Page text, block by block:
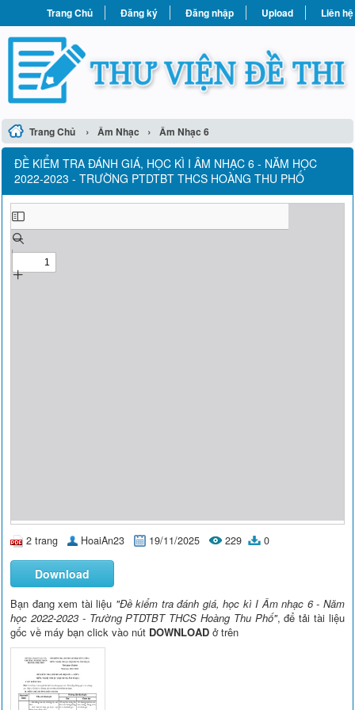
Trang Chủ Đăng ký Đăng nhập Upload Liên hệ
Trang Chủ › Âm Nhạc › Âm Nhạc 6
ĐỀ KIỂM TRA ĐÁNH GIÁ, HỌC KÌ I ÂM NHẠC 6 - NĂM HỌC
2022-2023 - TRƯỜNG PTDTBT THCS HOÀNG THU PHỐ
2 trang HoaiAn23 19/11/2025 229 0
Download
Bạn đang xem tài liệu "Đề kiểm tra đánh giá, học kì I Âm nhạc 6 - Năm
học 2022-2023 - Trường PTDTBT THCS Hoàng Thu Phố", để tải tài liệu
gốc về máy bạn click vào nút DOWNLOAD ở trên